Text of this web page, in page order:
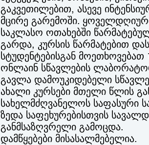
გაკვეთილებით, ასევე
მცირე გარემოში.
საკლასო ოთახებში
გარდა, კურსის წარმატებით
სტუდენტებისგან მოეთხოვებათ
ონლაინ სწავლების
გავლა დამოუკიდებელი
ახალი კურსები მთელი წლის
სახელმძღვანელოს საფასური
ზედა საფეხურებისთვის
განმსაზღვრელი გამოცდა.
დამწყებები მისასალმებელია.